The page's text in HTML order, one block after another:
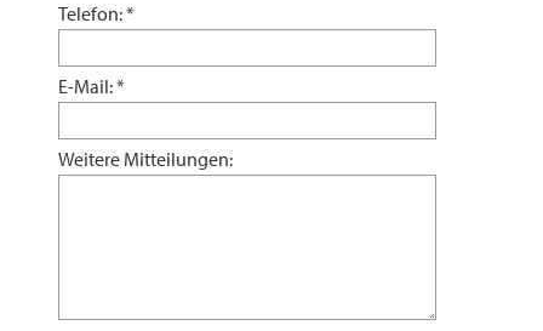
Telefon:*
E-Mail:*
Weitere Mitteilungen: